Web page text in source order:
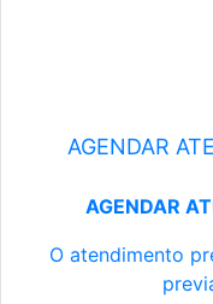
AGENDAR
AGENDAR
O atendimento